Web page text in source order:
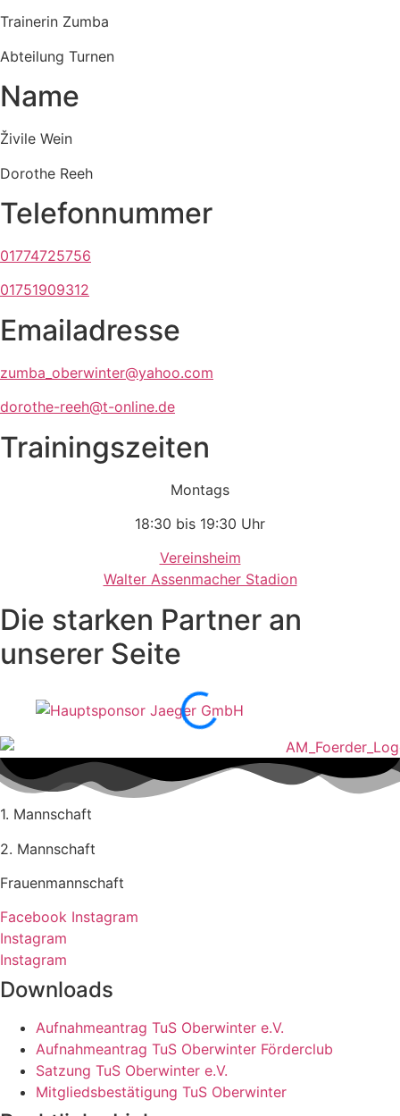
Trainerin Zumba
Abteilung Turnen
Name
Živile Wein
Dorothe Reeh
Telefonnummer
01774725756
01751909312
Emailadresse
zumba_oberwinter@yahoo.com
dorothe-reeh@t-online.de
Trainingszeiten
Montags
18:30 bis 19:30 Uhr
Vereinsheim
Walter Assenmacher Stadion
Die starken Partner an
unserer Seite
1. Mannschaft
2. Mannschaft
Frauenmannschaft
Facebook Instagram
Instagram
Instagram
Downloads
Aufnahmeantrag TuS Oberwinter e.V.
Aufnahmeantrag TuS Oberwinter Förderclub
Satzung TuS Oberwinter e.V.
Mitgliedsbestätigung TuS Oberwinter